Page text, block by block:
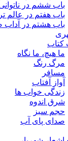
باب ششم در
باب هفتم در عالم
باب هشتم در
ما هیچ، ما نگاه
مرگ رنگ
مسافر
آواز آفتاب
زندگی خواب ها
شرق اندوه
حجم سبز
صدای پای آب